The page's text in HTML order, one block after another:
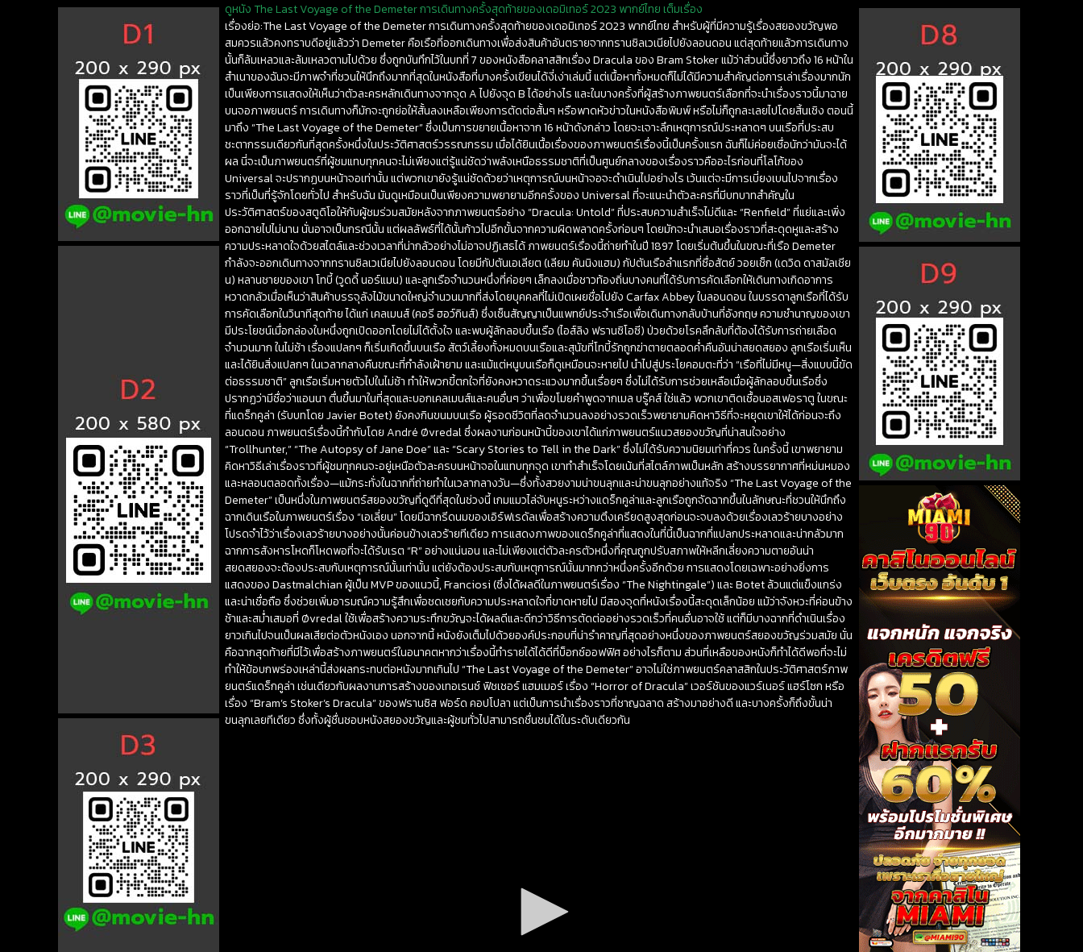
ดูหนัง The Last Voyage of the Demeter การเดินทางครั้งสุดท้ายของเดอมิเทอร์ 2023 พากย์ไทย เต็มเรื่อง
เรื่องย่อ:The Last Voyage of the Demeter การเดินทางครั้งสุดท้ายของเดอมิเทอร์ 2023 พากย์ไทย สำหรับผู้ที่มีความรู้เรื่องสยองขวัญพอ
สมควรแล้วคงทราบดีอยู่แล้วว่า Demeter คือเรือที่ออกเดินทางเพื่อส่งสินค้าอันตรายจากทรานซิลเวเนียไปยังลอนดอน แต่สุดท้ายแล้วการเดินทาง
นั้นก็ล้มเหลวและล้มเหลวตามไปด้วย ซึ่งถูกบันทึกไว้ในบทที่ 7 ของหนังสือคลาสสิกเรื่อง Dracula ของ Bram Stoker แม้ว่าส่วนนี้ซึ่งยาวถึง 16 หน้าใน
สำเนาของฉันจะมีภาพจำที่ชวนให้นึกถึงมากที่สุดในหนังสือที่บางครั้งเขียนได้งี่เง่าเล่มนี้ แต่เนื้อหาทั้งหมดก็ไม่ได้มีความสำคัญต่อการเล่าเรื่องมากนัก
เป็นเพียงการแสดงให้เห็นว่าตัวละครหลักเดินทางจากจุด A ไปยังจุด B ได้อย่างไร และในบางครั้งที่ผู้สร้างภาพยนตร์เลือกที่จะนำเรื่องราวนี้มาฉาย
บนจอภาพยนตร์ การเดินทางก็มักจะถูกย่อให้สั้นลงเหลือเพียงการตัดต่อสั้นๆ หรือพาดหัวข่าวในหนังสือพิมพ์ หรือไม่ก็ถูกละเลยไปโดยสิ้นเชิง ตอนนี้
มาถึง “The Last Voyage of the Demeter” ซึ่งเป็นการขยายเนื้อหาจาก 16 หน้าดังกล่าว โดยจะเจาะลึกเหตุการณ์ประหลาดๆ บนเรือที่ประสบ
ชะตากรรมเดียวกันที่สุดครั้งหนึ่งในประวัติศาสตร์วรรณกรรม เมื่อได้ยินเนื้อเรื่องของภาพยนตร์เรื่องนี้เป็นครั้งแรก ฉันก็ไม่ค่อยเชื่อนักว่ามันจะได้
ผล นี่จะเป็นภาพยนตร์ที่ผู้ชมแทบทุกคนจะไม่เพียงแต่รู้แน่ชัดว่าพลังเหนือธรรมชาติที่เป็นศูนย์กลางของเรื่องราวคืออะไรก่อนที่โลโก้ของ
Universal จะปรากฏบนหน้าจอเท่านั้น แต่พวกเขายังรู้แน่ชัดด้วยว่าเหตุการณ์บนหน้าจอจะดำเนินไปอย่างไร เว้นแต่จะมีการเบี่ยงเบนไปจากเรื่อง
ราวที่เป็นที่รู้จักโดยทั่วไป สำหรับฉัน มันดูเหมือนเป็นเพียงความพยายามอีกครั้งของ Universal ที่จะแนะนำตัวละครที่มีบทบาทสำคัญใน
ประวัติศาสตร์ของสตูดิโอให้กับผู้ชมร่วมสมัยหลังจากภาพยนตร์อย่าง “Dracula: Untold” ที่ประสบความสำเร็จไม่ดีและ “Renfield” ที่แย่และเพิ่ง
ออกฉายไปไม่นาน นั่นอาจเป็นกรณีนั้น แต่ผลลัพธ์ที่ได้นั้นก้าวไปอีกขั้นจากความผิดพลาดครั้งก่อนๆ โดยมักจะนำเสนอเรื่องราวที่สะดุดหูและสร้าง
ความประหลาดใจด้วยสไตล์และช่วงเวลาที่น่ากลัวอย่างไม่อาจปฏิเสธได้ ภาพยนตร์เรื่องนี้ถ่ายทำในปี 1897 โดยเริ่มต้นขึ้นในขณะที่เรือ Demeter
กำลังจะออกเดินทางจากทรานซิลเวเนียไปยังลอนดอน โดยมีกัปตันเอเลียต (เลียม คันนิงแฮม) กัปตันเรือลำแรกที่ซื่อสัตย์ วอยเช็ก (เดวิด ดาสมัลเชีย
น) หลานชายของเขา โทบี้ (วูดดี้ นอร์แมน) และลูกเรือจำนวนหนึ่งที่ค่อยๆ เล็กลงเมื่อชาวท้องถิ่นบางคนที่ได้รับการคัดเลือกให้เดินทางเกิดอาการ
หวาดกลัวเมื่อเห็นว่าสินค้าบรรจุลังไม้ขนาดใหญ่จำนวนมากที่ส่งโดยบุคคลที่ไม่เปิดเผยชื่อไปยัง Carfax Abbey ในลอนดอน ในบรรดาลูกเรือที่ได้รับ
การคัดเลือกในวินาทีสุดท้าย ได้แก่ เคลเมนส์ (คอรี ฮอว์กินส์) ซึ่งเซ็นสัญญาเป็นแพทย์ประจำเรือเพื่อเดินทางกลับบ้านที่อังกฤษ ความชำนาญของเขา
มีประโยชน์เมื่อกล่องใบหนึ่งถูกเปิดออกโดยไม่ได้ตั้งใจ และพบผู้ลักลอบขึ้นเรือ (ไอส์ลิง ฟรานซิโอซี) ป่วยด้วยโรคลึกลับที่ต้องได้รับการถ่ายเลือด
จำนวนมาก ในไม่ช้า เรื่องแปลกๆ ก็เริ่มเกิดขึ้นบนเรือ สัตว์เลี้ยงทั้งหมดบนเรือและสุนัขที่โทบี้รักถูกฆ่าตายตลอดค่ำคืนอันน่าสยดสยอง ลูกเรือเริ่มเห็น
และได้ยินสิ่งแปลกๆ ในเวลากลางคืนขณะที่กำลังเฝ้ายาม และแม้แต่หนูบนเรือก็ดูเหมือนจะหายไป นำไปสู่ประโยคอมตะที่ว่า “เรือที่ไม่มีหนู—สิ่งแบบนี้ขัด
ต่อธรรมชาติ” ลูกเรือเริ่มหายตัวไปในไม่ช้า ทำให้พวกขี้ตกใจที่ยังคงหวาดระแวงมากขึ้นเรื่อยๆ ซึ่งไม่ได้รับการช่วยเหลือเมื่อผู้ลักลอบขึ้นเรือซึ่ง
ปรากฏว่ามีชื่อว่าแอนนา ตื่นขึ้นมาในที่สุดและบอกเคลเมนส์และคนอื่นๆ ว่าเพื่อขโมยคำพูดจากเมล บรู๊คส์ ใช่แล้ว พวกเขาติดเชื้อนอสเฟอราตู ในขณะ
ที่แดร็กคูล่า (รับบทโดย Javier Botet) ยังคงกินขนมบนเรือ ผู้รอดชีวิตที่ลดจำนวนลงอย่างรวดเร็วพยายามคิดหาวิธีที่จะหยุดเขาให้ได้ก่อนจะถึง
ลอนดอน ภาพยนตร์เรื่องนี้กำกับโดย André Øvredal ซึ่งผลงานก่อนหน้านี้ของเขาได้แก่ภาพยนตร์แนวสยองขวัญที่น่าสนใจอย่าง
“Trollhunter,” “The Autopsy of Jane Doe” และ “Scary Stories to Tell in the Dark” ซึ่งไม่ได้รับความนิยมเท่าที่ควร ในครั้งนี้ เขาพยายาม
คิดหาวิธีเล่าเรื่องราวที่ผู้ชมทุกคนจะอยู่เหนือตัวละครบนหน้าจอในแทบทุกจุด เขาทำสำเร็จโดยเน้นที่สไตล์ภาพเป็นหลัก สร้างบรรยากาศที่หม่นหมอง
และหลอนตลอดทั้งเรื่อง—แม้กระทั่งในฉากที่ถ่ายทำในเวลากลางวัน—ซึ่งทั้งสวยงามน่าขนลุกและน่าขนลุกอย่างแท้จริง “The Last Voyage of the
Demeter” เป็นหนึ่งในภาพยนตร์สยองขวัญที่ดูดีที่สุดในช่วงนี้ เกมแมวไล่จับหนูระหว่างแดร็กคูล่าและลูกเรือถูกจัดฉากขึ้นในลักษณะที่ชวนให้นึกถึง
ฉากเดินเรือในภาพยนตร์เรื่อง “เอเลี่ยน” โดยมีฉากรีดนมของเอิร์ฟเรดัลเพื่อสร้างความตึงเครียดสูงสุดก่อนจะจบลงด้วยเรื่องเลวร้ายบางอย่าง
โปรดจำไว้ว่าเรื่องเลวร้ายบางอย่างนั้นค่อนข้างเลวร้ายทีเดียว การแสดงภาพของแดร็กคูล่าที่แสดงในที่นี้เป็นฉากที่แปลกประหลาดและน่ากลัวมาก
ฉากการสังหารโหดก็โหดพอที่จะได้รับเรต “R” อย่างแน่นอน และไม่เพียงแต่ตัวละครตัวหนึ่งที่คุณถูกปรับสภาพให้หลีกเลี่ยงความตายอันน่า
สยดสยองจะต้องประสบกับเหตุการณ์นั้นเท่านั้น แต่ยังต้องประสบกับเหตุการณ์นั้นมากกว่าหนึ่งครั้งอีกด้วย การแสดงโดยเฉพาะอย่างยิ่งการ
แสดงของ Dastmalchian ผู้เป็น MVP ของแนวนี้, Franciosi (ซึ่งได้ผลดีในภาพยนตร์เรื่อง “The Nightingale”) และ Botet ล้วนแต่แข็งแกร่ง
และน่าเชื่อถือ ซึ่งช่วยเพิ่มอารมณ์ความรู้สึกเพื่อชดเชยกับความประหลาดใจที่ขาดหายไป มีสองจุดที่หนังเรื่องนี้สะดุดเล็กน้อย แม้ว่าจังหวะที่ค่อนข้าง
ช้าและสม่ำเสมอที่ Øvredal ใช้เพื่อสร้างความระทึกขวัญจะได้ผลดีและดีกว่าวิธีการตัดต่ออย่างรวดเร็วที่คนอื่นอาจใช้ แต่ก็มีบางฉากที่ดำเนินเรื่อง
ยาวเกินไปจนเป็นผลเสียต่อตัวหนังเอง นอกจากนี้ หนังยังเต็มไปด้วยองค์ประกอบที่น่ารำคาญที่สุดอย่างหนึ่งของภาพยนตร์สยองขวัญร่วมสมัย นั่น
คือฉากสุดท้ายที่มีไว้เพื่อสร้างภาพยนตร์ในอนาคตหากว่าเรื่องนี้ทำรายได้ได้ดีที่บ็อกซ์ออฟฟิศ อย่างไรก็ตาม ส่วนที่เหลือของหนังก็ทำได้ดีพอที่จะไม่
ทำให้ข้อบกพร่องเหล่านี้ส่งผลกระทบต่อหนังมากเกินไป “The Last Voyage of the Demeter” อาจไม่ใช่ภาพยนตร์คลาสสิกในประวัติศาสตร์ภาพ
ยนตร์แดร็กคูล่า เช่นเดียวกับผลงานการสร้างของเทอเรนซ์ ฟิชเชอร์ แฮมเมอร์ เรื่อง “Horror of Dracula” เวอร์ชันของแวร์เนอร์ แฮร์โซก หรือ
เรื่อง “Bram’s Stoker’s Dracula” ของฟรานซิส ฟอร์ด คอปโปลา แต่เป็นการนำเรื่องราวที่ชาญฉลาด สร้างมาอย่างดี และบางครั้งก็ถึงขั้นน่า
ขนลุกเลยทีเดียว ซึ่งทั้งผู้ชื่นชอบหนังสยองขวัญและผู้ชมทั่วไปสามารถชื่นชมได้ในระดับเดียวกัน